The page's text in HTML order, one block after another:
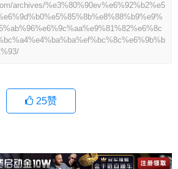
archives/%e3%80%90ev%e6%92%b2%e5
25赞